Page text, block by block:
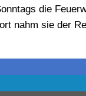
die
nahm sie der